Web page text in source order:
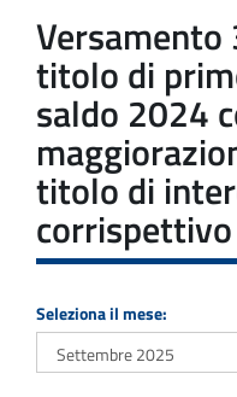
Versamento
titolo di
saldo 2024
titolo di
corrispettivo
Seleziona il mese: